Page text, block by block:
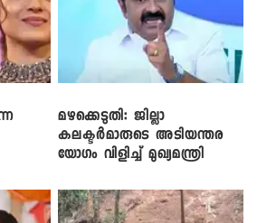
മഴക്കെടുതി: ജില്ലാ
കലക്ടർമാരുടെ അടിയന്തര
യോഗം വിളിച്ച് മുഖ്യമന്ത്രി